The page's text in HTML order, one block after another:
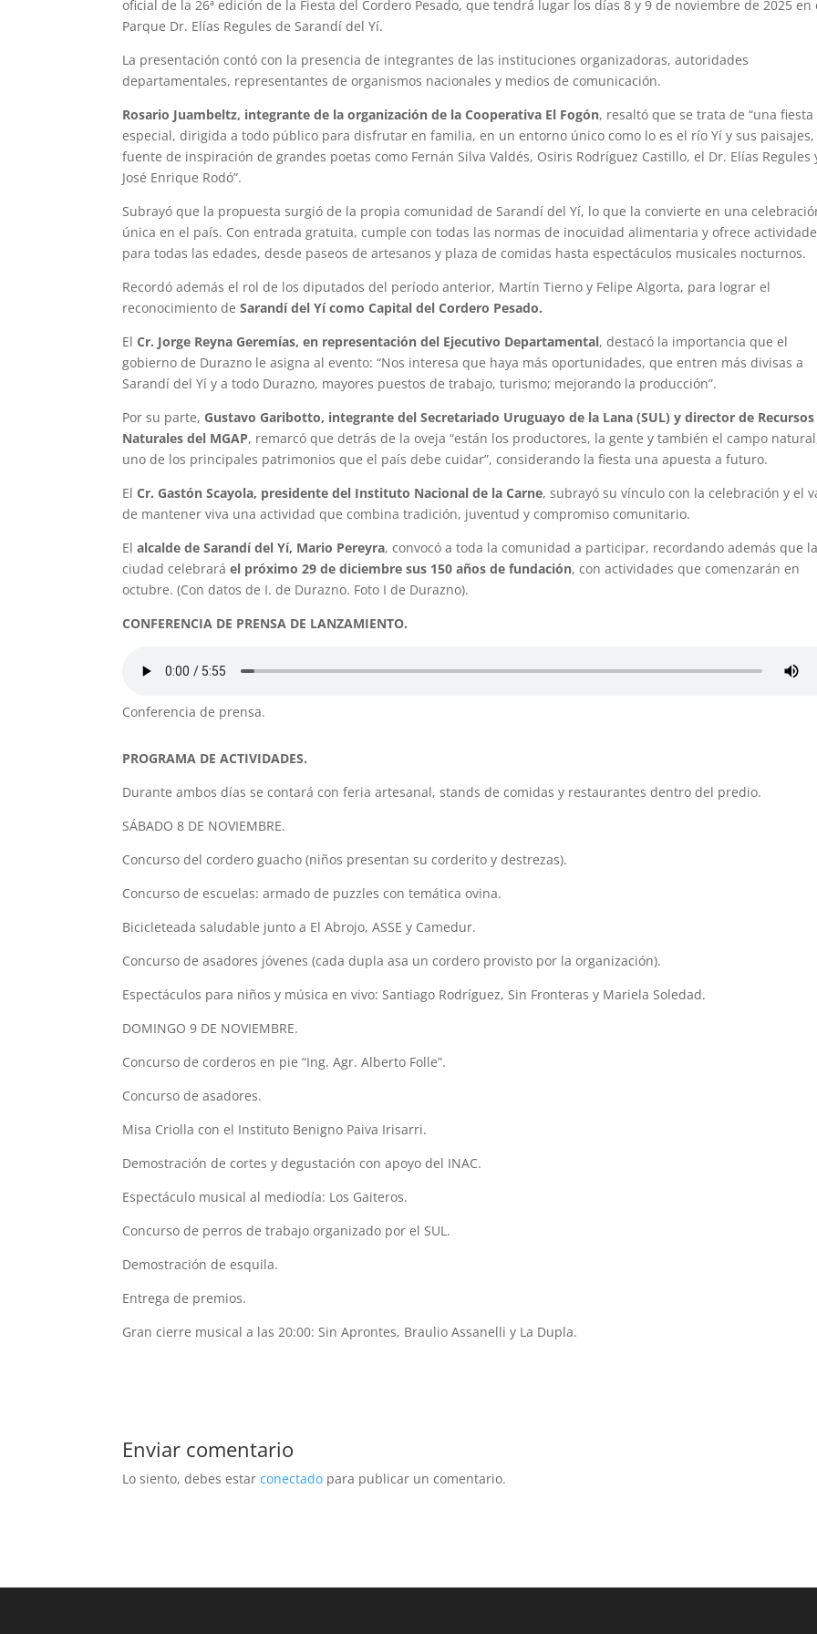
oficial de la 26ª edición de la Fiesta del Cordero Pesado, que tendrá lugar los días 8 y 9 de noviembre de 2025 en
Parque Dr. Elías Regules de Sarandí del Yí.
La presentación contó con la presencia de integrantes de las instituciones organizadoras, autoridades
departamentales, representantes de organismos nacionales y medios de comunicación.
Rosario Juambeltz, integrante de la organización de la Cooperativa El Fogón, resaltó que se trata de “una
especial, dirigida a todo público para disfrutar en familia, en un entorno único como lo es el río Yí y sus paisajes,
fuente de inspiración de grandes poetas como Fernán Silva Valdés, Osiris Rodríguez Castillo, el Dr. Elías Regules
José Enrique Rodó”.
Subrayó que la propuesta surgió de la propia comunidad de Sarandí del Yí, lo que la convierte en una
única en el país. Con entrada gratuita, cumple con todas las normas de inocuidad alimentaria y ofrece
para todas las edades, desde paseos de artesanos y plaza de comidas hasta espectáculos musicales nocturnos.
Recordó además el rol de los diputados del período anterior, Martín Tierno y Felipe Algorta, para lograr el
reconocimiento deSarandí del Yí como Capital del Cordero Pesado.
ElCr. Jorge Reyna Geremías, en representación del Ejecutivo Departamental, destacó la importancia que el
gobierno de Durazno le asigna al evento: “Nos interesa que haya más oportunidades, que entren más divisas a
Sarandí del Yí y a todo Durazno, mayores puestos de trabajo, turismo; mejorando la producción”.
Por su parte, Gustavo Garibotto, integrante del Secretariado Uruguayo de la Lana (SUL) y director de Recursos
Naturales del MGAP, remarcó que detrás de la oveja “están los productores, la gente y también el campo
uno de los principales patrimonios que el país debe cuidar”, considerando la fiesta una apuesta a futuro.
ElCr. Gastón Scayola, presidente del Instituto Nacional de la Carne, subrayó su vínculo con la celebración y el
de mantener viva una actividad que combina tradición, juventud y compromiso comunitario.
Elalcalde de Sarandí del Yí, Mario Pereyra, convocó a toda la comunidad a participar, recordando además que la
ciudad celebraráel próximo 29 de diciembre sus 150 años de fundación, con actividades que comenzarán en
octubre. (Con datos de I. de Durazno. Foto I de Durazno).
CONFERENCIA DE PRENSA DE LANZAMIENTO.
Conferencia de prensa.
PROGRAMA DE ACTIVIDADES.
Durante ambos días se contará con feria artesanal, stands de comidas y restaurantes dentro del predio.
SÁBADO 8 DE NOVIEMBRE.
Concurso del cordero guacho (niños presentan su corderito y destrezas).
Concurso de escuelas: armado de puzzles con temática ovina.
Bicicleteada saludable junto a El Abrojo, ASSE y Camedur.
Concurso de asadores jóvenes (cada dupla asa un cordero provisto por la organización).
Espectáculos para niños y música en vivo: Santiago Rodríguez, Sin Fronteras y Mariela Soledad.
DOMINGO 9 DE NOVIEMBRE.
Concurso de corderos en pie “Ing. Agr. Alberto Folle”.
Concurso de asadores.
Misa Criolla con el Instituto Benigno Paiva Irisarri.
Demostración de cortes y degustación con apoyo del INAC.
Espectáculo musical al mediodía: Los Gaiteros.
Concurso de perros de trabajo organizado por el SUL.
Demostración de esquila.
Entrega de premios.
Gran cierre musical a las 20:00: Sin Aprontes, Braulio Assanelli y La Dupla.
Enviar comentario
Lo siento, debes estarconectado para publicar un comentario.